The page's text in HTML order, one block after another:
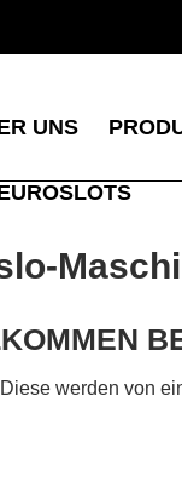
UNS
werden von